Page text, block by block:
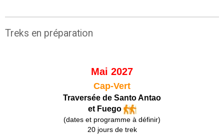
Treks en préparation
Mai 2027
Cap-Vert
Traversée de Santo Antao
et Fuego
(dates et programme à définir)
20 jours de trek